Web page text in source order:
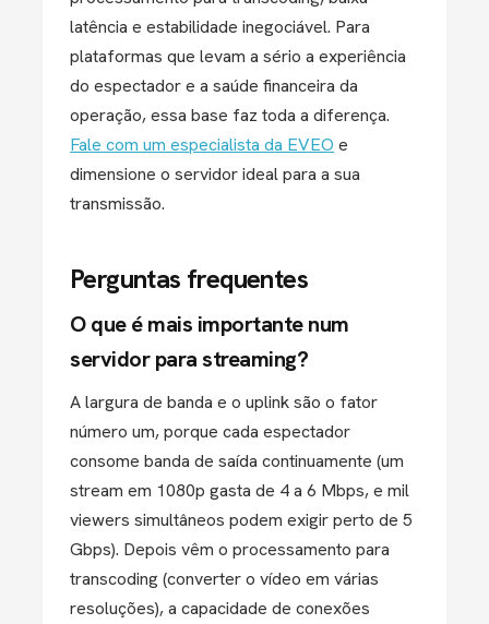
latência e estabilidade inegociável. Para
plataformas que levam a sério a experiência
do espectador e a saúde financeira da
operação, essa base faz toda a diferença.
Fale com um especialista da EVEO e
dimensione o servidor ideal para a sua
transmissão.
Perguntas frequentes
O que é mais importante num
servidor para streaming?
A largura de banda e o uplink são o fator
número um, porque cada espectador
consome banda de saída continuamente (um
stream em 1080p gasta de 4 a 6 Mbps, e mil
viewers simultâneos podem exigir perto de 5
Gbps). Depois vêm o processamento para
transcoding (converter o vídeo em várias
resoluções), a capacidade de conexões